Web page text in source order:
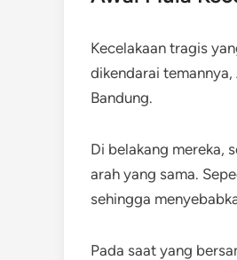
Kecelakaan tragis
dikendarai
Bandung.
Di belakang mereka,
arah yang sama.
sehingga
Pada saat yang